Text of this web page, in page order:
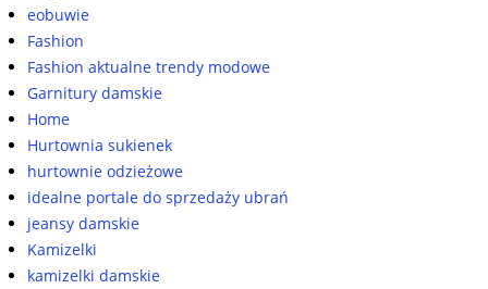
eobuwie
Fashion
Fashion aktualne trendy modowe
Garnitury damskie
Home
Hurtownia sukienek
hurtownie odzieżowe
idealne portale do sprzedaży ubrań
jeansy damskie
Kamizelki
kamizelki damskie